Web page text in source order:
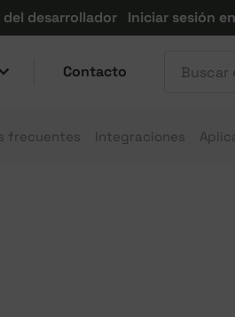
del desarrollador Iniciar sesión
Contacto
frecuentes Integraciones